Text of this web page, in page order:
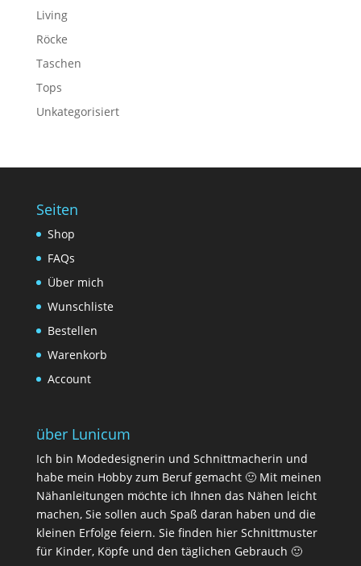
Living
Röcke
Taschen
Tops
Unkategorisiert
Seiten
Shop
FAQs
Über mich
Wunschliste
Bestellen
Warenkorb
Account
über Lunicum
Ich bin Modedesignerin und Schnittmacherin und
habe mein Hobby zum Beruf gemacht 🙂 Mit meinen
Nähanleitungen möchte ich Ihnen das Nähen leicht
machen, Sie sollen auch Spaß daran haben und die
kleinen Erfolge feiern. Sie finden hier Schnittmuster
für Kinder, Köpfe und den täglichen Gebrauch 🙂